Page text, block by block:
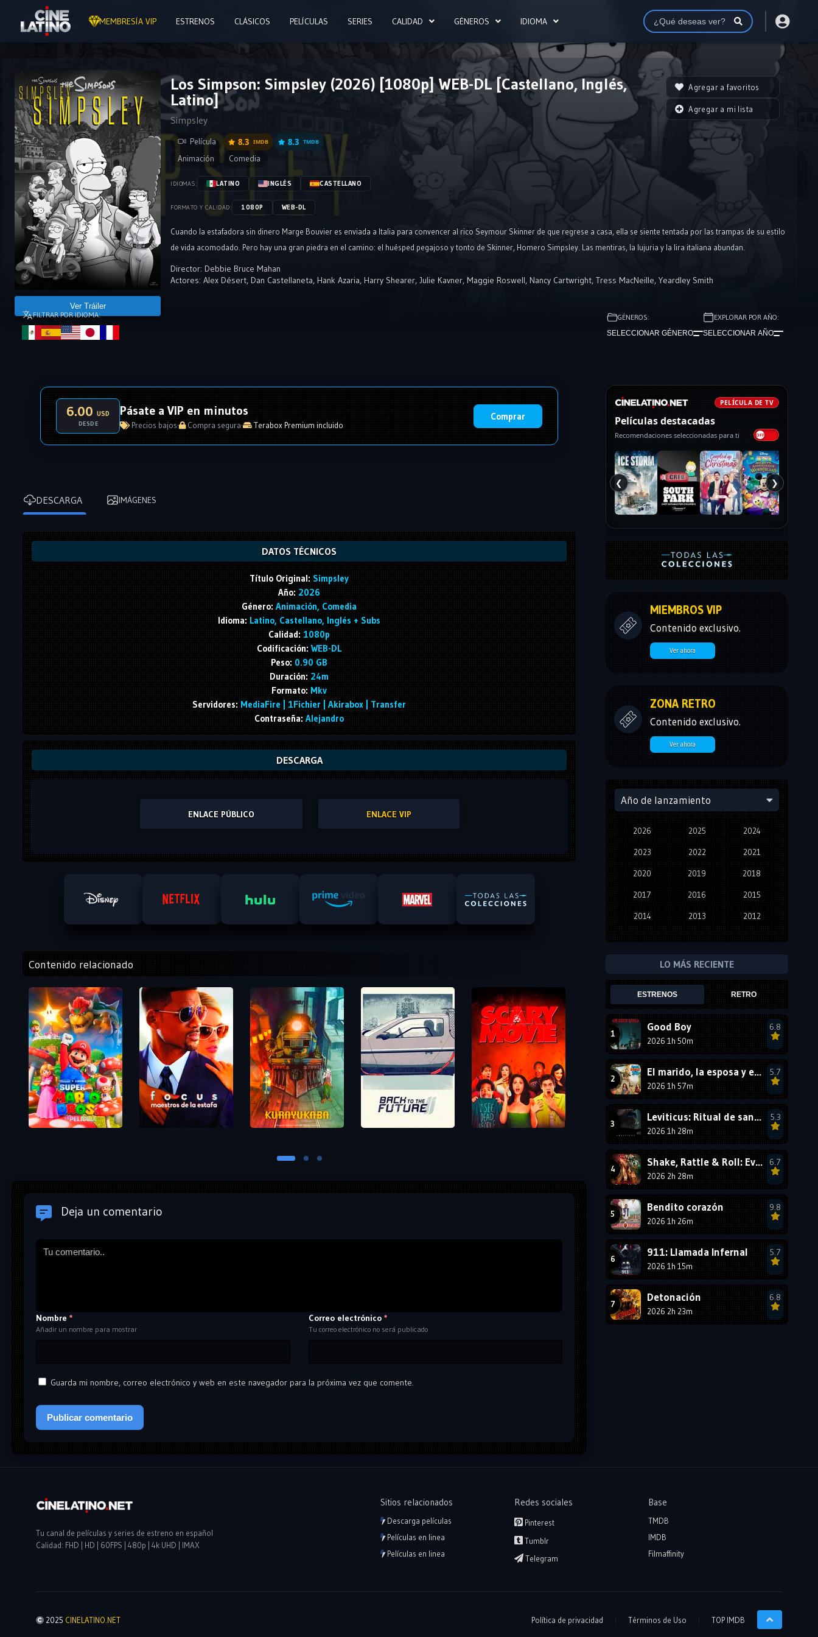
MEMBRESÍA VIP ESTRENOS CLÁSICOS PELÍCULAS SERIES CALIDAD GÉNEROS IDIOMA
Ver Tráiler
Los Simpson: Simpsley (2026) [1080p] WEB-DL [Castellano, Inglés,
Latino]
Simpsley
Película 8.3 IMDB 8.3 TMDB
Animación Comedia
IDIOMAS: LATINO INGLÉS CASTELLANO
FORMATO Y CALIDAD: 1080P WEB-DL
Cuando la estafadora sin dinero Marge Bouvier es enviada a Italia para convencer al rico Seymour Skinner de que regrese a casa, ella se siente tentada por las trampas de su estilo
de vida acomodado. Pero hay una gran piedra en el camino: el huésped pegajoso y tonto de Skinner, Homero Simpsley. Las mentiras, la lujuria y la lira italiana abundan.
Director: Debbie Bruce Mahan
Actores: Alex Désert, Dan Castellaneta, Hank Azaria, Harry Shearer, Julie Kavner, Maggie Roswell, Nancy Cartwright, Tress MacNeille, Yeardley Smith
Agregar a favoritos
Agregar a mi lista
FILTRAR POR IDIOMA: GÉNEROS:
SELECCIONAR GÉNERO
EXPLORAR POR AÑO:
SELECCIONAR AÑO
6.00USD
DESDE
Pásate a VIP en minutos
Precios bajos· Compra segura· Terabox Premium incluido
Comprar
DESCARGA IMÁGENES
DATOS TÉCNICOS
Título Original:Simpsley
Año:2026
Género:Animación, Comedia
Idioma:Latino, Castellano, Inglés + Subs
Calidad:1080p
Codificación:WEB-DL
Peso:0.90 GB
Duración:24m
Formato:Mkv
Servidores:MediaFire | 1Fichier | Akirabox | Transfer
Contraseña:Alejandro
DESCARGA
ENLACE PÚBLICO ENLACE VIP
Contenido relacionado
Deja un comentario
Nombre *
Añadir un nombre para mostrar
Correo electrónico *
Tu correo electrónico no será publicado
Guarda mi nombre, correo electrónico y web en este navegador para la próxima vez que comente.
PELÍCULA DE TV
Películas destacadas
Recomendaciones seleccionadas para ti
❮ ❯
MIEMBROS VIP
Contenido exclusivo.
Ver ahora
ZONA RETRO
Contenido exclusivo.
Ver ahora
Año de lanzamiento
2026 2025 2024
2023 2022 2021
2020 2019 2018
2017 2016 2015
2014 2013 2012
2001
1999
1996 1995
1993
1990 1989
1987
1984 1983
1978
LO MÁS RECIENTE
ESTRENOS RETRO
Good Boy
2026 1h 50m
6.8
El marido, la esposa y ella 2
2026 1h 57m
5.7
Leviticus: Ritual de sangre
2026 1h 28m
5.3
Shake, Rattle & Roll: Evil Origins
2026 2h 28m
6.7
Bendito corazón
2026 1h 26m
9.8
911: Llamada Infernal
2026 1h 15m
5.7
Detonación
2026 2h 23m
6.8
Sitios relacionados
Descarga películas
Películas en linea
Películas en linea
Redes sociales
Pinterest
Tumblr
Telegram
Base
TMDB
IMDB
Filmaffinity
Tu canal de películas y series de estreno en español
Calidad: FHD | HD | 60FPS | 480p | 4k UHD | IMAX
2025 CINELATINO.NET Política de privacidad Términos de Uso TOP IMDB